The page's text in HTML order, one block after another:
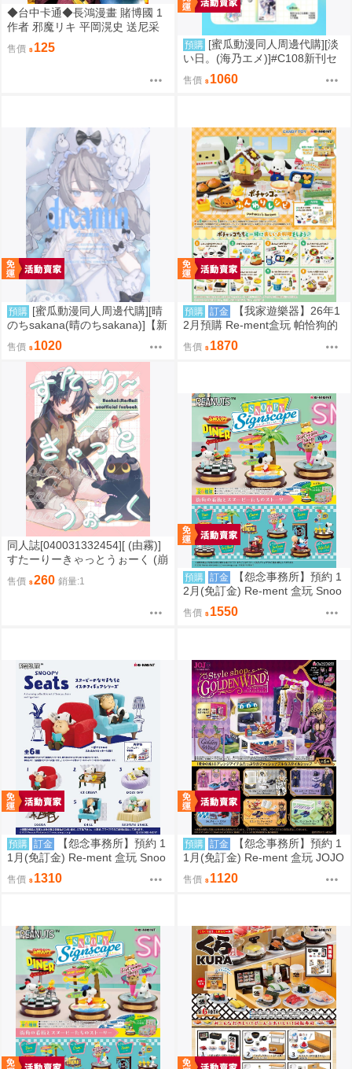
◆台中卡通◆長鴻漫畫 賭博國 1
作者 邪魔リキ 平岡滉史 送尼采
書套
售價 125 預購 [蜜瓜動漫同人周邊代購][淡
い日。(海乃エメ)]#C108新刊セ
ット(Hololive)(同人誌)
售價 1060
預購 [蜜瓜動漫同人周邊代購][晴
のちsakana(晴のちsakana)]【新
刊セット】dreamin(同人誌)
售價 1020
預購 訂金
【我家遊樂器】26年1
2月預購 Re-ment盒玩 帕恰狗的
鬆軟食譜
售價 1870
同人誌[040031332454][ (由霧)]
すたーりーきゃっとうぉーく (崩
壞星穹鐵道)刃 景元
售價 260 銷量:1 預購 訂金
【怨念事務所】預約 1
2月(免訂金) Re-ment 盒玩 Snoo
py 史努比 街角招牌場景 中盒6入
0823
售價 1550
預購 訂金
【怨念事務所】預約 1
1月(免訂金) Re-ment 盒玩 Snoo
py 史努比 悠閒座椅場景 中盒6入
0823
售價 1310
預購 訂金
【怨念事務所】預約 1
1月(免訂金) Re-ment 盒玩 JOJO
的奇妙冒險 服裝精品店 黃金之風
中盒6入 0823
售價 1120